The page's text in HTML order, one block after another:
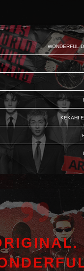
Wonderful
Kekahi